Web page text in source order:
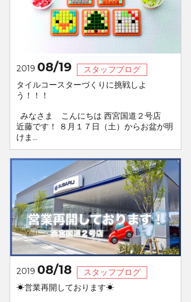
2019 08/19
スタッフブログ
タイルコースターづくりに挑戦しよ
う！！！
みなさま こんにちは 西宮国道２号店
近藤です！ ８月１７日（土）からお盆が明
けま...
2019 08/18
スタッフブログ
☀営業再開しております☀